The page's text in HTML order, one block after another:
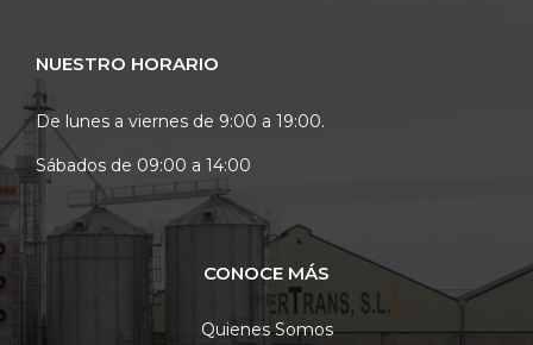
NUESTRO HORARIO
De lunes a viernes de 9:00 a 19:00.
Sábados de 09:00 a 14:00
CONOCE MÁS
Quienes Somos